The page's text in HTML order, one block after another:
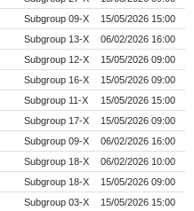
Subgroup 09-X
15/05/2026 15:00
Subgroup 13-X
06/02/2026 16:00
Subgroup 12-X
15/05/2026 09:00
Subgroup 16-X
15/05/2026 09:00
Subgroup 11-X
15/05/2026 15:00
Subgroup 17-X
15/05/2026 09:00
Subgroup 09-X
06/02/2026 16:00
Subgroup 18-X
06/02/2026 10:00
Subgroup 18-X
15/05/2026 09:00
Subgroup 03-X
15/05/2026 15:00